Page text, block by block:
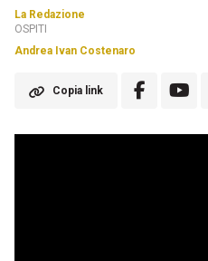
La Redazione
OSPITI
Andrea Ivan Costenaro
Copia link